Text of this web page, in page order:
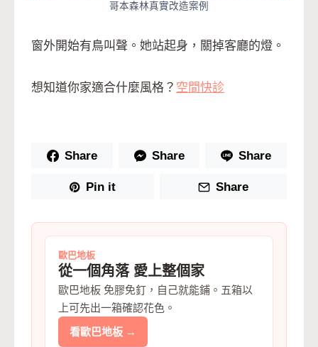
哥本森林真實改造案例
窗外開始有鳥叫聲。她站起身，關掉客廳的燈。
想知道你家適合什麼風格？ 空間快診
Share Share Share
Pin it Share
歐巴地板
從一個角落 愛上整個家
歐巴地板 免膠免釘，自己就能鋪。五箱以
上可先出一箱確認花色。
看歐巴地板 →